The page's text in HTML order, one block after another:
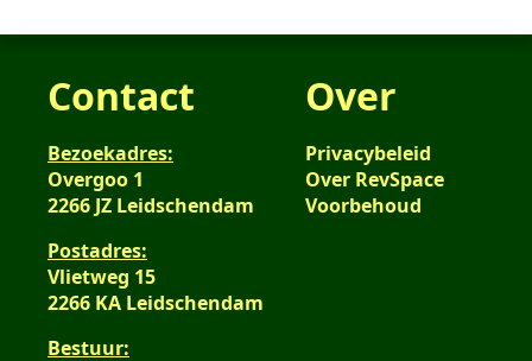
Contact
Bezoekadres:
Overgoo 1
2266 JZ Leidschendam
Postadres:
Vlietweg 15
2266 KA Leidschendam
Bestuur:
Over
Privacybeleid
Over RevSpace
Voorbehoud